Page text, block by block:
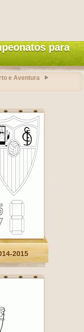
para
e Aventura
2015